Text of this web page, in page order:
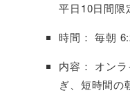
平日10日間限
時間： 毎朝
内容： オン
ぎ、短時間の